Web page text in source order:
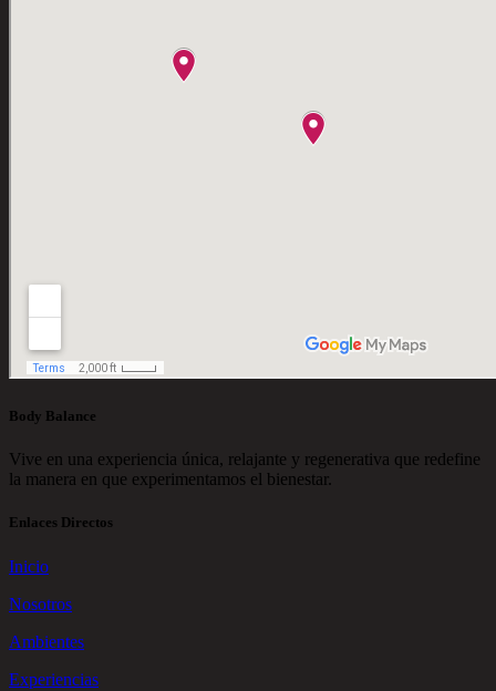
Body Balance
Vive en una experiencia única, relajante y regenerativa que redefine
la manera en que experimentamos el bienestar.
Enlaces Directos
Inicio
Nosotros
Ambientes
Experiencias